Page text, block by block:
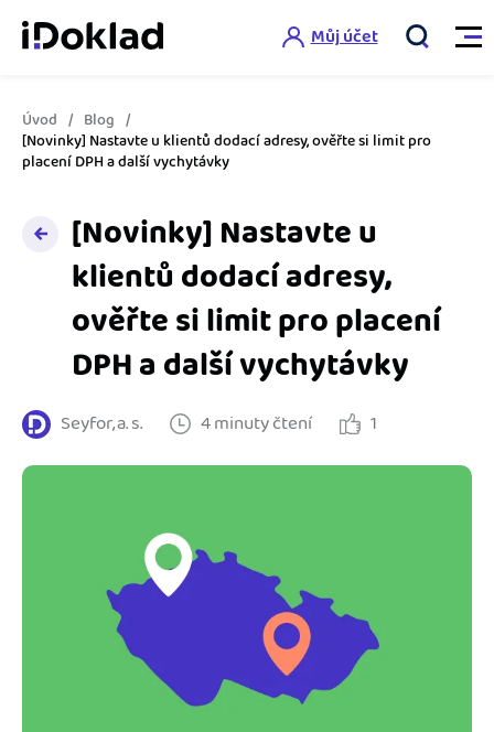
Vlastnosti
Správa kontaktů
Hlídání cashflow
Spolupráce s účetní
Výkazy pro úřady
Propojení na další systémy
Katalog doplňků
Vzdělání
Jak začít podnikat
mini akademie
Fakturační poradna
Šablony faktur
Šablona pro plátce DPH
Šablona pro neplátce DPH
Registrovat ZDARMA
Můj účet
Úvod
Blog
[Novinky] Nastavte u klientů dodací adresy, ověřte si limit pro
placení DPH a další vychytávky
[Novinky] Nastavte u
klientů dodací adresy,
ověřte si limit pro placení
DPH a další vychytávky
Seyfor, a. s. 4 minuty čtení 1